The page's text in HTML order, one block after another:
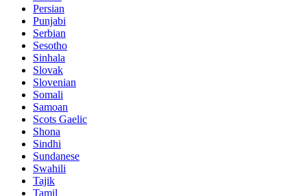
Persian
Punjabi
Serbian
Sesotho
Sinhala
Slovak
Slovenian
Somali
Samoan
Scots Gaelic
Shona
Sindhi
Sundanese
Swahili
Tajik
Tamil